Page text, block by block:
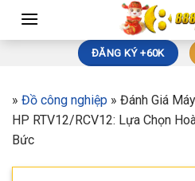
ĐĂNG KÝ +60K
» Đồ công nghiệp » Đánh Giá
HP RTV12/RCV12: Lựa Chọn
Bức